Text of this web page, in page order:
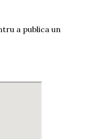
a publica un